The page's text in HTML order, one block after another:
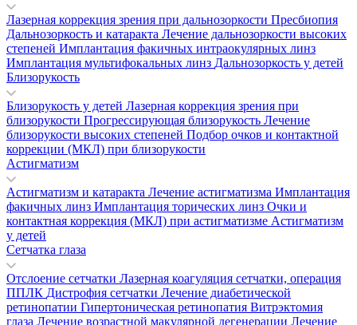
Лазерная коррекция зрения при дальнозоркости Пресбиопия
Дальнозоркость и катаракта Лечение дальнозоркости высоких
степеней Имплантация факичных интраокулярных линз
Имплантация мультифокальных линз Дальнозоркость у детей
Близорукость
Близорукость у детей Лазерная коррекция зрения при
близорукости Прогрессирующая близорукость Лечение
близорукости высоких степеней Подбор очков и контактной
коррекции (МКЛ) при близорукости
Астигматизм
Астигматизм и катаракта Лечение астигматизма Имплантация
факичных линз Имплантация торических линз Очки и
контактная коррекция (МКЛ) при астигматизме Астигматизм
у детей
Сетчатка глаза
Отслоение сетчатки Лазерная коагуляция сетчатки, операция
ППЛК Дистрофия сетчатки Лечение диабетической
ретинопатии Гипертоническая ретинопатия Витрэктомия
глаза Лечение возрастной макулярной дегенерации Лечение